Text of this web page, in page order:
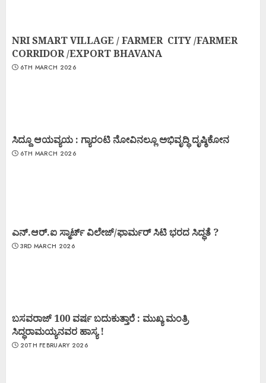
NRI SMART VILLAGE / FARMER CITY /FARMER
CORRIDOR /EXPORT BHAVANA
6TH MARCH 2026
ಸಿದ್ದೂ ಆಯವ್ಯಯ : ಗ್ಯಾರಂಟಿ ನೋವಿನಲ್ಲೂ ಅಭಿವೃದ್ಧಿ ದೃಷ್ಠಿಕೋನ
6TH MARCH 2026
ಎನ್.ಆರ್.ಐ ಸ್ಮಾರ್ಟ್ ವಿಲೇಜ್/ಫಾರ್ಮರ್ ಸಿಟಿ ಭರದ ಸಿದ್ಧತೆ ?
3RD MARCH 2026
ಬಸವರಾಜ್ 100 ವರ್ಷ ಬದುಕುತ್ತಾರೆ : ಮುಖ್ಯ ಮಂತ್ರಿ
ಸಿದ್ಧರಾಮಯ್ಯನವರ ಹಾಸ್ಯ !
20TH FEBRUARY 2026